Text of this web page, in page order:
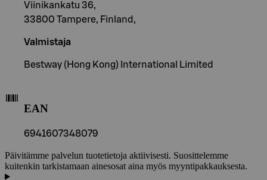
Viinikankatu 36,
33800 Tampere, Finland,
Valmistaja
Bestway (Hong Kong) International Limited
EAN
6941607348079
Päivitämme palvelun tuotetietoja aktiivisesti. Suosittelemme
kuitenkin tarkistamaan ainesosat aina myös myyntipakkauksesta.